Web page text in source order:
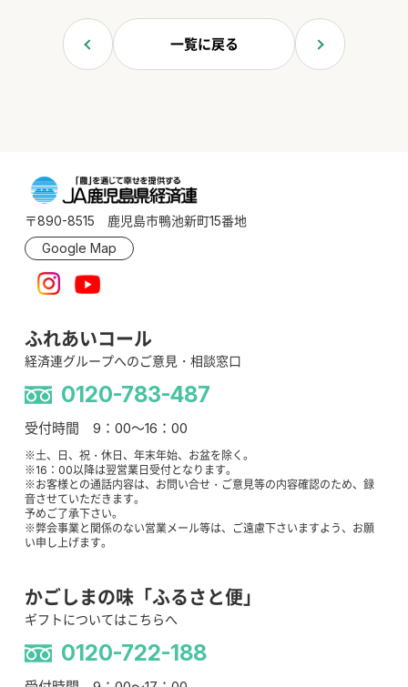
一覧に戻る
〒890-8515 鹿児島市鴨池新町15番地
Google Map
ふれあいコール
経済連グループへのご意見・相談窓口
0120-783-487
受付時間 9：00～16：00
※土、日、祝・休日、年末年始、お盆を除く。
※16：00以降は翌営業日受付となります。
※お客様との通話内容は、お問い合せ・ご意見等の内容確認のため、録
音させていただきます。
予めご了承下さい。
※弊会事業と関係のない営業メール等は、ご遠慮下さいますよう、お願
い申し上げます。
かごしまの味「ふるさと便」
ギフトについてはこちらへ
0120-722-188